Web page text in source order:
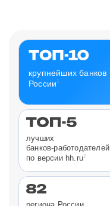
крупнейших банков
России 1
лучших
банков-работодателей
по версии hh.ru2